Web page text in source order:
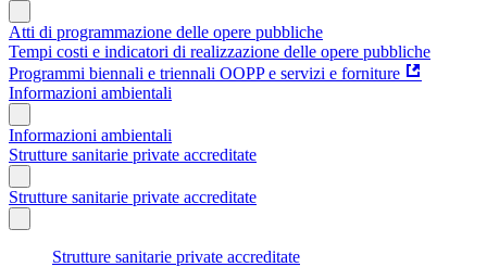
Atti di programmazione delle opere pubbliche
Tempi costi e indicatori di realizzazione delle opere pubbliche
Programmi biennali e triennali OOPP e servizi e forniture
Informazioni ambientali
Informazioni ambientali
Strutture sanitarie private accreditate
Strutture sanitarie private accreditate
Strutture sanitarie private accreditate